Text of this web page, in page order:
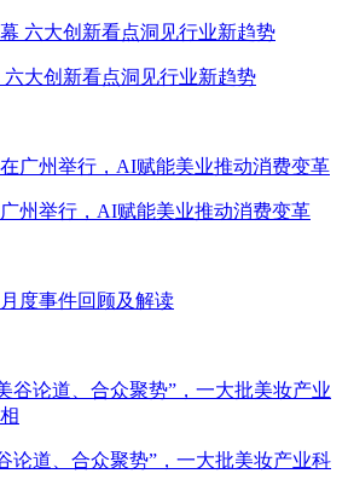
六大创新看点洞见行业新趋势
州举行，AI赋能美业推动消费变革
度事件回顾及解读
论道、合众聚势”，一大批美妆产业科